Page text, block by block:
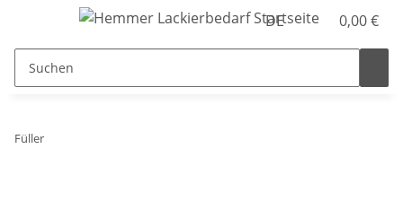
DE 0,00 €
Füller